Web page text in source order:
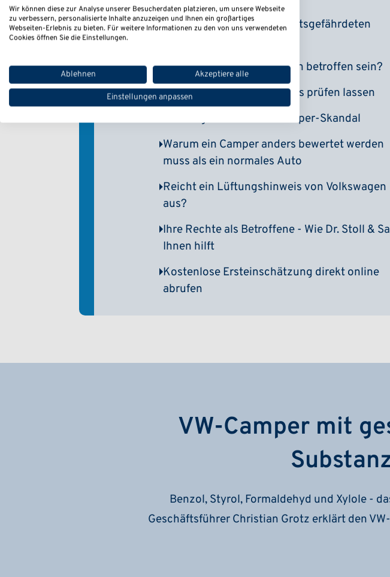
(ein-/
VW-Camper mit gesundheitsgefährdeten
Welche VW-Camper können betroffen sein?
Jetzt VW-Camper kostenlos prüfen lassen
Darum geht es im VW-Camper-Skandal
Warum ein Camper anders bewertet werden
muss als ein normales Auto
Reicht ein Lüftungshinweis von Volkswagen
aus?
Ihre Rechte als Betroffene - Wie Dr. Stoll &
Ihnen hilft
Kostenlose Ersteinschätzung direkt online
abrufen
VW-Camper mit
Benzol, Styrol, Formaldehyd und Xylole -
Geschäftsführer Christian Grotz erklärt den
Wir können diese zur Analyse unserer Besucherdaten platzieren, um unsere Webseite
zu verbessern, personalisierte Inhalte anzuzeigen und Ihnen ein großartiges
Webseiten-Erlebnis zu bieten. Für weitere Informationen zu den von uns verwendeten
Cookies öffnen Sie die Einstellungen.
Ablehnen Akzeptiere alle
Einstellungen anpassen